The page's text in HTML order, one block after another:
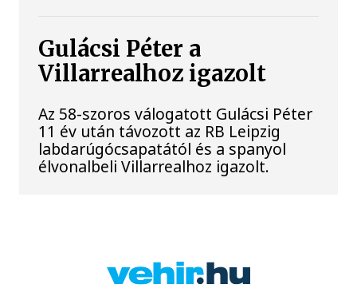
Gulácsi Péter a
Villarrealhoz igazolt
Az 58-szoros válogatott Gulácsi Péter
11 év után távozott az RB Leipzig
labdarúgócsapatától és a spanyol
élvonalbeli Villarrealhoz igazolt.